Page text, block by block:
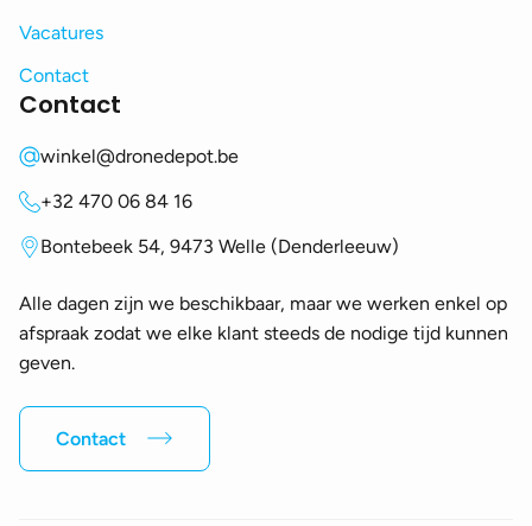
Vacatures
Contact
Contact
winkel@dronedepot.be
+32 470 06 84 16
Bontebeek 54, 9473 Welle (Denderleeuw)
Alle dagen zijn we beschikbaar, maar we werken enkel op
afspraak zodat we elke klant steeds de nodige tijd kunnen
geven.
Contact